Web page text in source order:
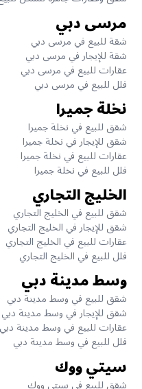
مرسى دبي
شقة للبيع في مرسى دبي
شقة للإيجار في مرسى دبي
عقارات للبيع في مرسى دبي
فلل للبيع في مرسى دبي
نخلة جميرا
شقق للبيع في نخلة جميرا
شقق للإيجار في نخلة جميرا
عقارات للبيع في نخلة جميرا
فلل للبيع في نخلة جميرا
الخليج التجاري
شقق للبيع في الخليج التجاري
شقق للإيجار في الخليج التجاري
عقارات للبيع في الخليج التجاري
فلل للبيع في الخليج التجاري
وسط مدينة دبي
شقق للبيع في وسط مدينة دبي
شقق للإيجار في وسط مدينة دبي
عقارات للبيع في وسط مدينة دبي
فلل للبيع في وسط مدينة دبي
سيتي ووك
شقق للبيع في سيتي ووك